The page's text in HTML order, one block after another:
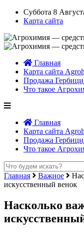
Суббота 8
Карта сайта
Главная
Карта сайта
Продажа
Что такое
Главная
Карта сайта
Продажа
Что такое
Главная Важное
искусственный венок
Насколько